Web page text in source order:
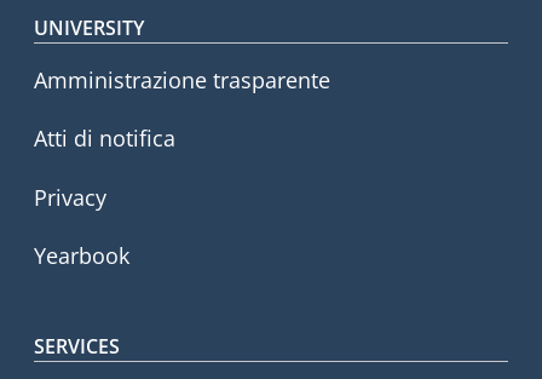
Footer menu
UNIVERSITY
Amministrazione trasparente
Atti di notifica
Privacy
Yearbook
SERVICES